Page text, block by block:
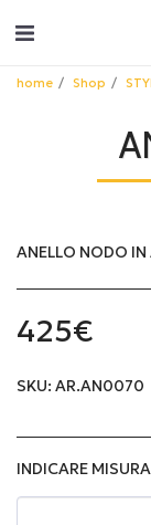
home Shop
ANELLO NODO
425€
SKU: AR.AN0070
INDICARE